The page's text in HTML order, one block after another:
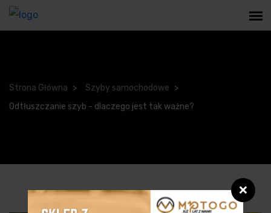
Strona Główna
Szyby samochodowe
Odtłuszczanie szyb - dlaczego jest tak ważne?
❌